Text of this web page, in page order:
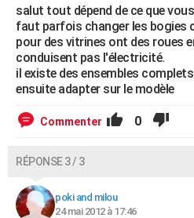
salut tout dépend de ce que
faut parfois changer les bogies
pour des vitrines ont des roues
conduisent pas l'électricité.
il existe des ensembles
ensuite adapter sur le modèle
Commenter 0
RÉPONSE 3 / 3
poki and milou
24 mai 2012 à 17:46